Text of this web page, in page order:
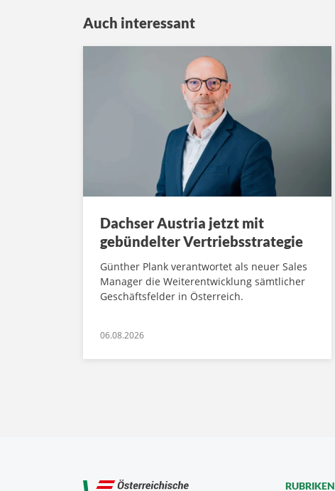
Auch interessant
Dachser Austria jetzt mit
gebündelter Vertriebsstrategie
Günther Plank verantwortet als neuer Sales
Manager die Weiterentwicklung sämtlicher
Geschäftsfelder in Österreich.
06.08.2026
RUBRIKEN